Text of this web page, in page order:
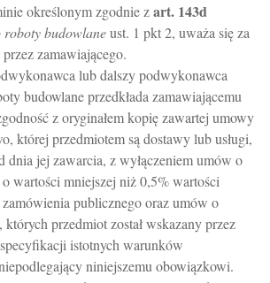
określonym zgodnie zart. 143d
roboty budowlaneust. 1 pkt 2, uważa się za
zamawiającego.
lub dalszy podwykonawca
budowlane przedkłada zamawiającemu
z oryginałem kopię zawartej umowy
której przedmiotem są dostawy lub usługi,
dnia jej zawarcia, z wyłączeniem umów o
wartości mniejszej niż 0,5% wartości
publicznego oraz umów o
przedmiot został wskazany przez
istotnych warunków
niniejszemu obowiązkowi.